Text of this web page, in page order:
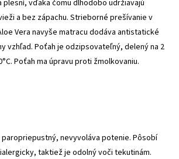
vďaka čomu dlhodobo udržiavajú
a bez zápachu. Strieborné prešívanie v
Vera navyše matracu dodáva antistatické
vzhľad. Poťah je odzipsovateľný, delený na 2
Poťah ma úpravu proti žmolkovaniu.
nevyvoláva potenie. Pôsobí
taktiež je odolný voči tekutinám.